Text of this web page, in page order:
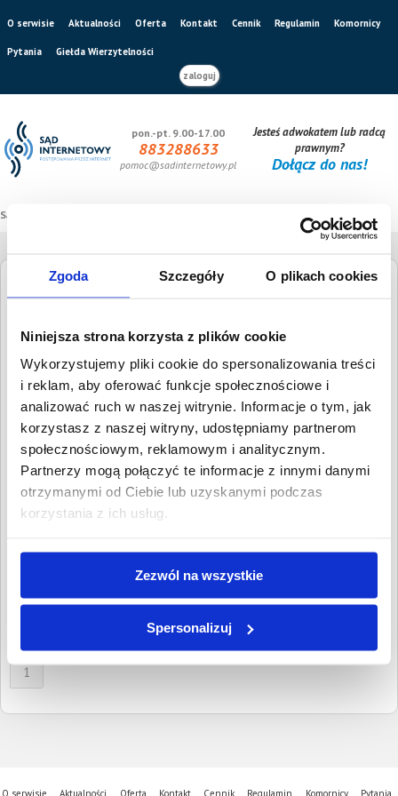
Zgoda Szczegóły O plikach cookies
Niniejsza strona korzysta z plików cookie
Wykorzystujemy pliki cookie do spersonalizowania treści
i reklam, aby oferować funkcje społecznościowe i
analizować ruch w naszej witrynie. Informacje o tym, jak
korzystasz z naszej witryny, udostępniamy partnerom
społecznościowym, reklamowym i analitycznym.
Partnerzy mogą połączyć te informacje z innymi danymi
otrzymanymi od Ciebie lub uzyskanymi podczas
korzystania z ich usług.
Zezwól na wszystkie
Spersonalizuj
O serwisie Aktualności Oferta Kontakt Cennik Regulamin Komornicy
Pytania
Giełda Wierzytelności
zaloguj
pon.-pt. 9.00-17.00
883288633
pomoc@sadinternetowy.pl
Jesteś adwokatem lub radcą
prawnym?
Dołącz do nas!
Sąd internetowy
Giełda Wierzytelności
Szukaj dłużnika
Wpisz NIP, REGON, KRS, miejscowość, nazwę
Wyczyść Szukaj
Znalezione:1, Łączna wartość:6 087,79 PLN
REMONTOWO-
6 087,79 PLN
1
O serwisie Aktualności Oferta Kontakt Cennik Regulamin Komornicy Pytania